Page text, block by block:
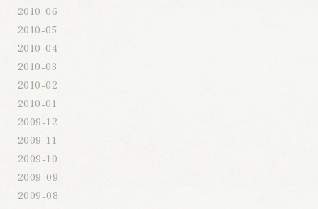
2010-06
2010-05
2010-04
2010-03
2010-02
2010-01
2009-12
2009-11
2009-10
2009-09
2009-08